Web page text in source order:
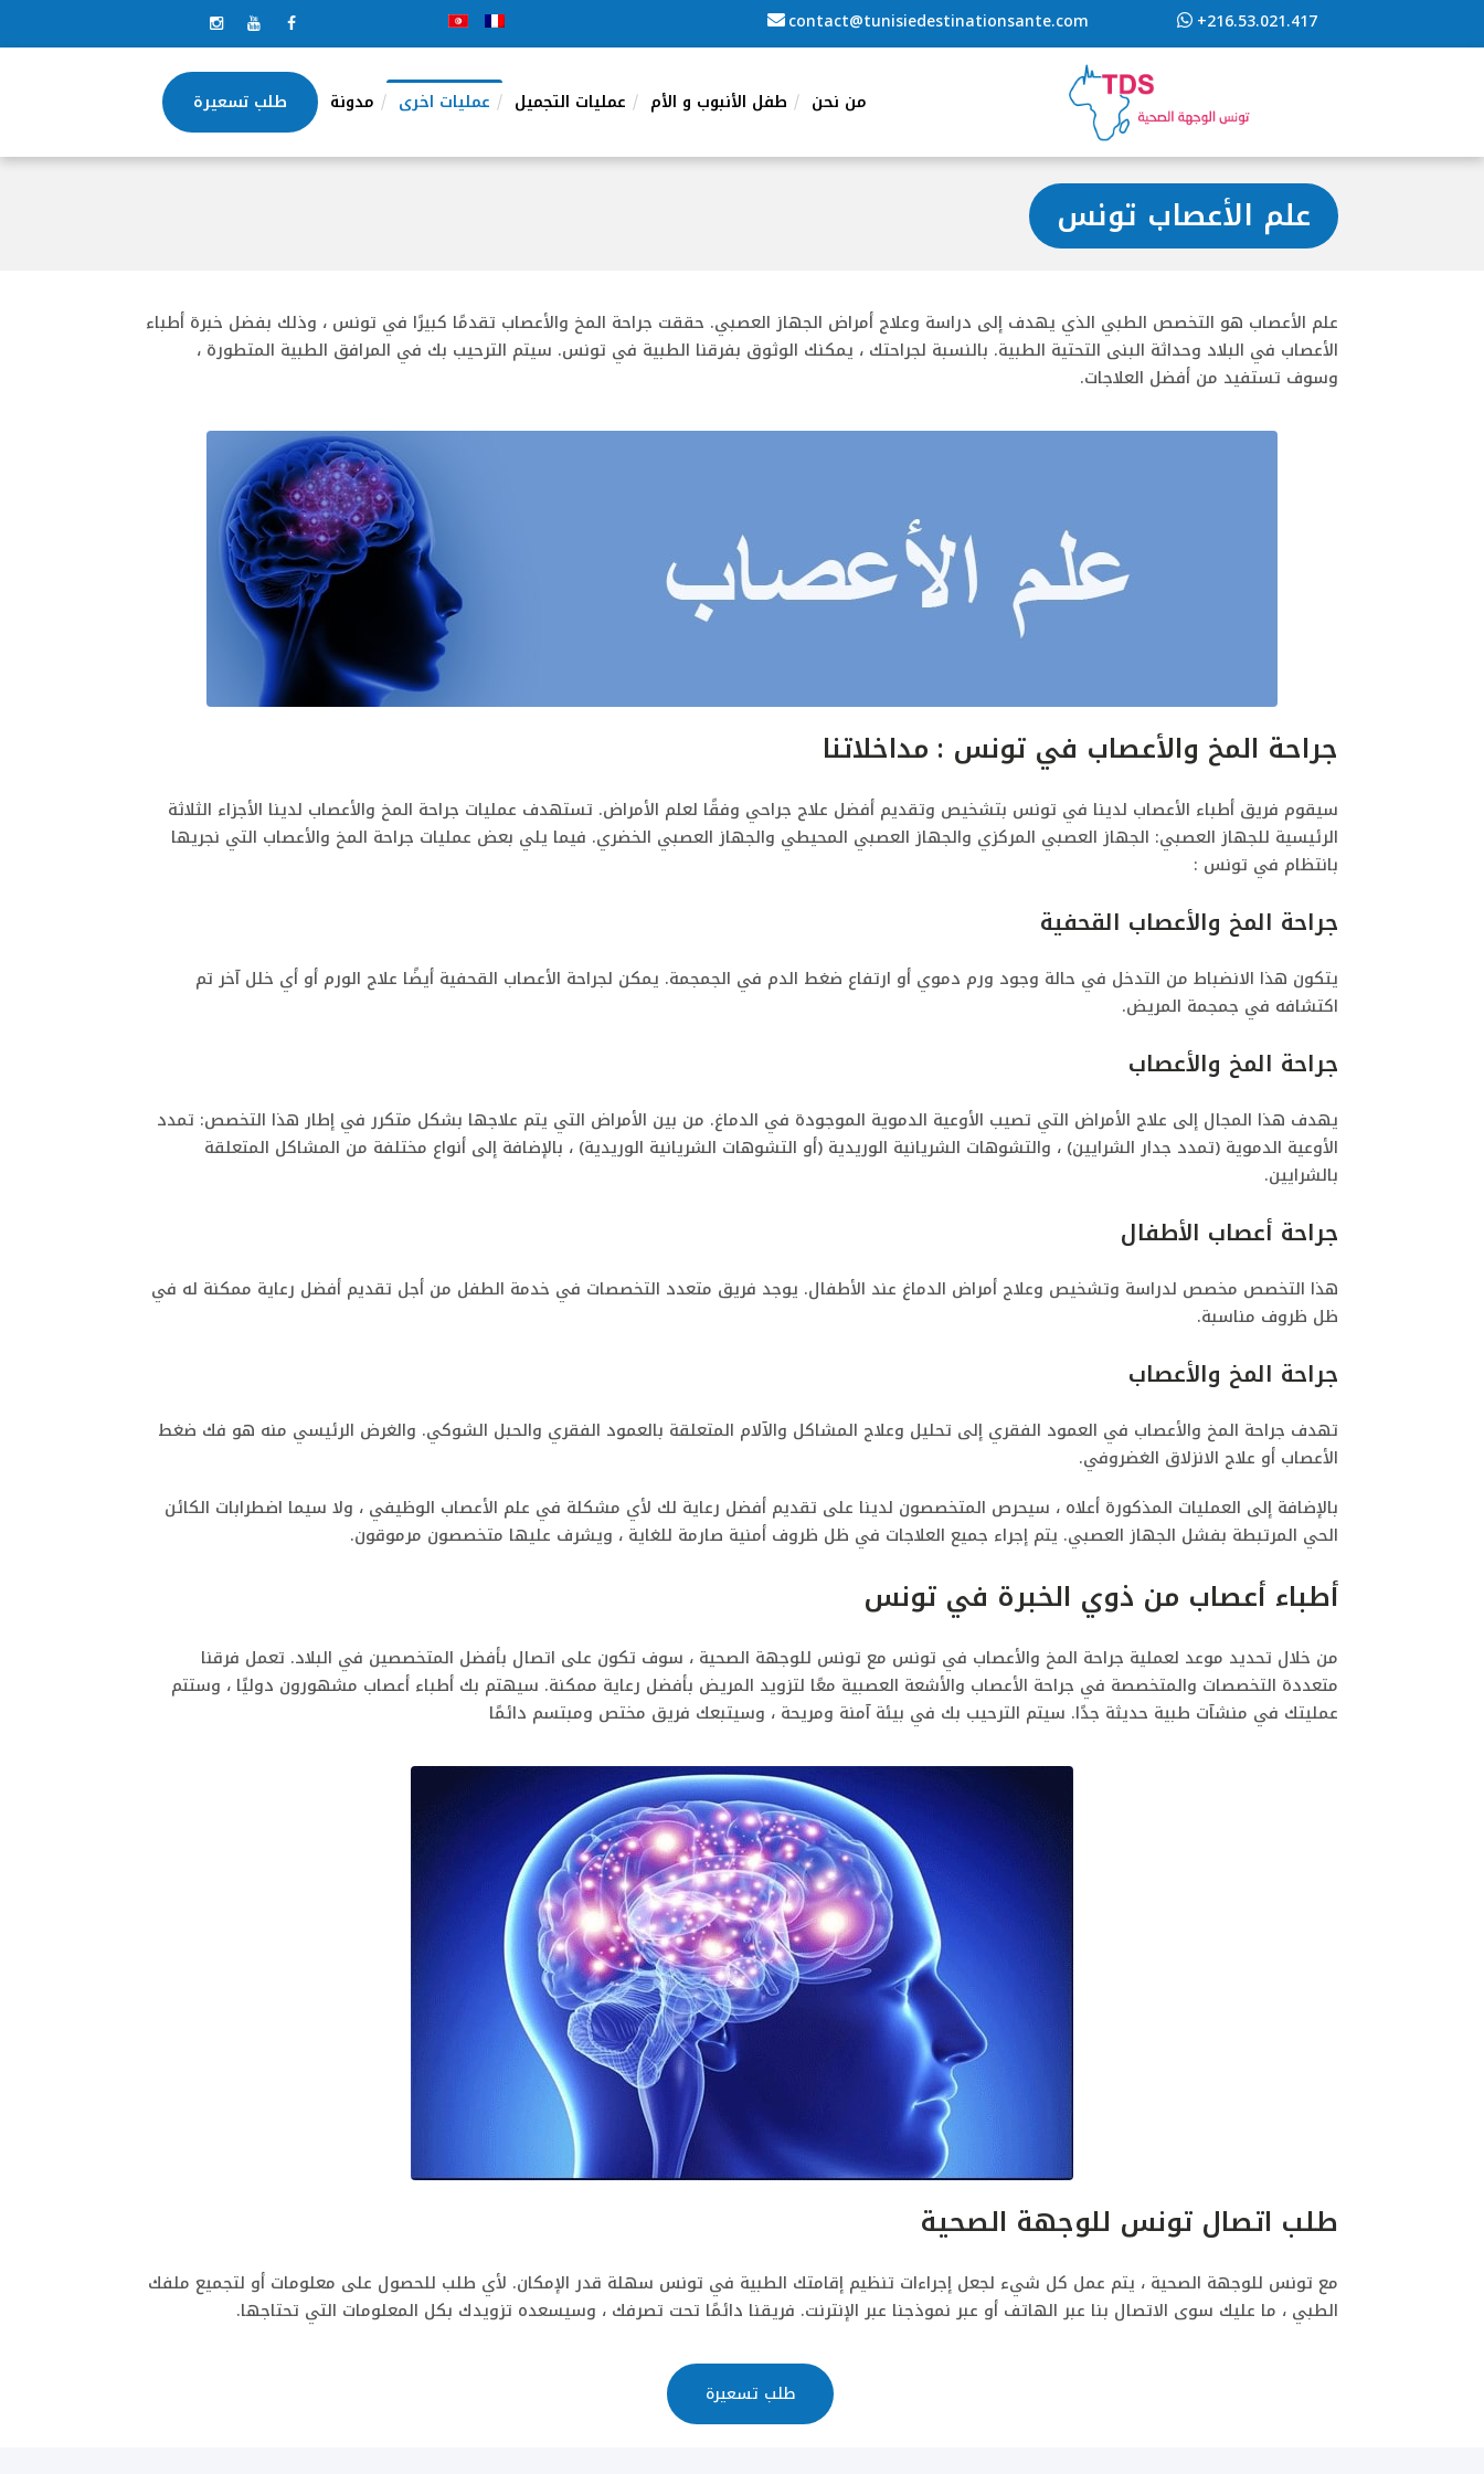
+216.53.021.417
contact@tunisiedestinationsante.com
من نحن طفل الأنبوب و الأم عمليات التجميل عمليات اخرى مدونة طلب تسعيرة
علم الأعصاب تونس
علم الأعصاب هو التخصص الطبي الذي يهدف إلى دراسة وعلاج أمراض الجهاز العصبي. حققت جراحة المخ والأعصاب تقدمًا كبيرًا في تونس ، وذلك بفضل خبرة أطباء
الأعصاب في البلاد وحداثة البنى التحتية الطبية. بالنسبة لجراحتك ، يمكنك الوثوق بفرقنا الطبية في تونس. سيتم الترحيب بك في المرافق الطبية المتطورة ،
وسوف تستفيد من أفضل العلاجات.
جراحة المخ والأعصاب في تونس : مداخلاتنا
سيقوم فريق أطباء الأعصاب لدينا في تونس بتشخيص وتقديم أفضل علاج جراحي وفقًا لعلم الأمراض. تستهدف عمليات جراحة المخ والأعصاب لدينا الأجزاء الثلاثة
الرئيسية للجهاز العصبي: الجهاز العصبي المركزي والجهاز العصبي المحيطي والجهاز العصبي الخضري. فيما يلي بعض عمليات جراحة المخ والأعصاب التي نجريها
بانتظام في تونس :
جراحة المخ والأعصاب القحفية
يتكون هذا الانضباط من التدخل في حالة وجود ورم دموي أو ارتفاع ضغط الدم في الجمجمة. يمكن لجراحة الأعصاب القحفية أيضًا علاج الورم أو أي خلل آخر تم
اكتشافه في جمجمة المريض.
جراحة المخ والأعصاب
يهدف هذا المجال إلى علاج الأمراض التي تصيب الأوعية الدموية الموجودة في الدماغ. من بين الأمراض التي يتم علاجها بشكل متكرر في إطار هذا التخصص: تمدد
الأوعية الدموية (تمدد جدار الشرايين) ، والتشوهات الشريانية الوريدية (أو التشوهات الشريانية الوريدية) ، بالإضافة إلى أنواع مختلفة من المشاكل المتعلقة
بالشرايين.
جراحة أعصاب الأطفال
هذا التخصص مخصص لدراسة وتشخيص وعلاج أمراض الدماغ عند الأطفال. يوجد فريق متعدد التخصصات في خدمة الطفل من أجل تقديم أفضل رعاية ممكنة له في
ظل ظروف مناسبة.
جراحة المخ والأعصاب
تهدف جراحة المخ والأعصاب في العمود الفقري إلى تحليل وعلاج المشاكل والآلام المتعلقة بالعمود الفقري والحبل الشوكي. والغرض الرئيسي منه هو فك ضغط
الأعصاب أو علاج الانزلاق الغضروفي.
بالإضافة إلى العمليات المذكورة أعلاه ، سيحرص المتخصصون لدينا على تقديم أفضل رعاية لك لأي مشكلة في علم الأعصاب الوظيفي ، ولا سيما اضطرابات الكائن
الحي المرتبطة بفشل الجهاز العصبي. يتم إجراء جميع العلاجات في ظل ظروف أمنية صارمة للغاية ، ويشرف عليها متخصصون مرموقون.
أطباء أعصاب من ذوي الخبرة في تونس
من خلال تحديد موعد لعملية جراحة المخ والأعصاب في تونس مع تونس للوجهة الصحية ، سوف تكون على اتصال بأفضل المتخصصين في البلاد. تعمل فرقنا
متعددة التخصصات والمتخصصة في جراحة الأعصاب والأشعة العصبية معًا لتزويد المريض بأفضل رعاية ممكنة. سيهتم بك أطباء أعصاب مشهورون دوليًا ، وستتم
عمليتك في منشآت طبية حديثة جدًا. سيتم الترحيب بك في بيئة آمنة ومريحة ، وسيتبعك فريق مختص ومبتسم دائمًا
طلب اتصال تونس للوجهة الصحية
مع تونس للوجهة الصحية ، يتم عمل كل شيء لجعل إجراءات تنظيم إقامتك الطبية في تونس سهلة قدر الإمكان. لأي طلب للحصول على معلومات أو لتجميع ملفك
الطبي ، ما عليك سوى الاتصال بنا عبر الهاتف أو عبر نموذجنا عبر الإنترنت. فريقنا دائمًا تحت تصرفك ، وسيسعده تزويدك بكل المعلومات التي تحتاجها.
طلب تسعيرة